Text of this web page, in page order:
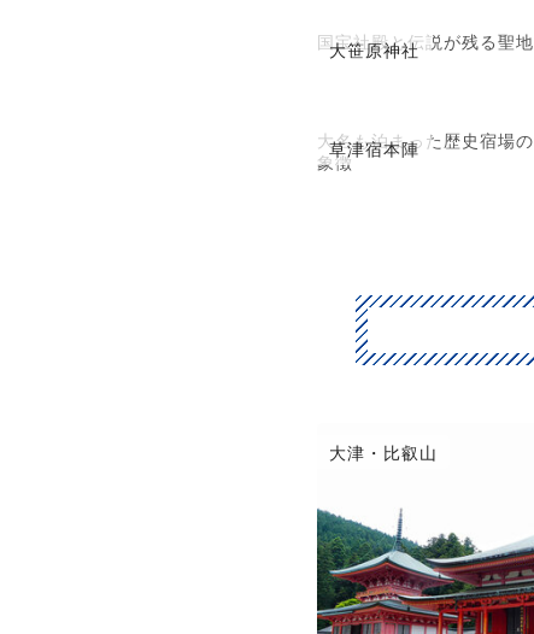
大笹原神社
国宝社殿と伝説が残る聖地
草津宿本陣
大名も泊まった歴史宿場の
象徴
大津・比叡山